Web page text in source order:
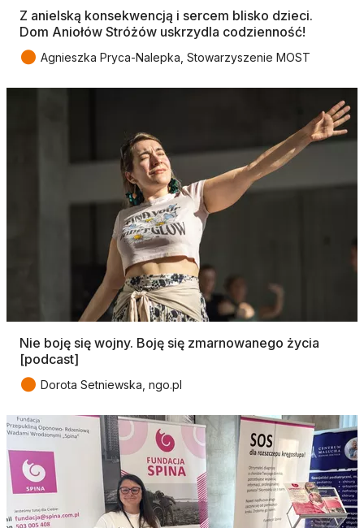
Z anielską konsekwencją i sercem blisko dzieci.
Dom Aniołów Stróżów uskrzydla codzienność!
● Agnieszka Pryca-Nalepka, Stowarzyszenie MOST
Nie boję się wojny. Boję się zmarnowanego życia
[podcast]
● Dorota Setniewska, ngo.pl